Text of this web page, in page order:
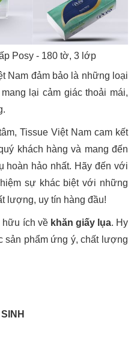
Posy - 180 tờ, 3 lớp
Nam đảm bảo là những loại
lại cảm giác thoải mái,
Tissue Việt Nam cam kết
khách hàng và mang đến
hoàn hảo nhất. Hãy đến với
sự khác biệt với những
lượng, uy tín hàng đầu!
hữu ích về khăn giấy lụa. Hy
sản phẩm ứng ý, chất lượng